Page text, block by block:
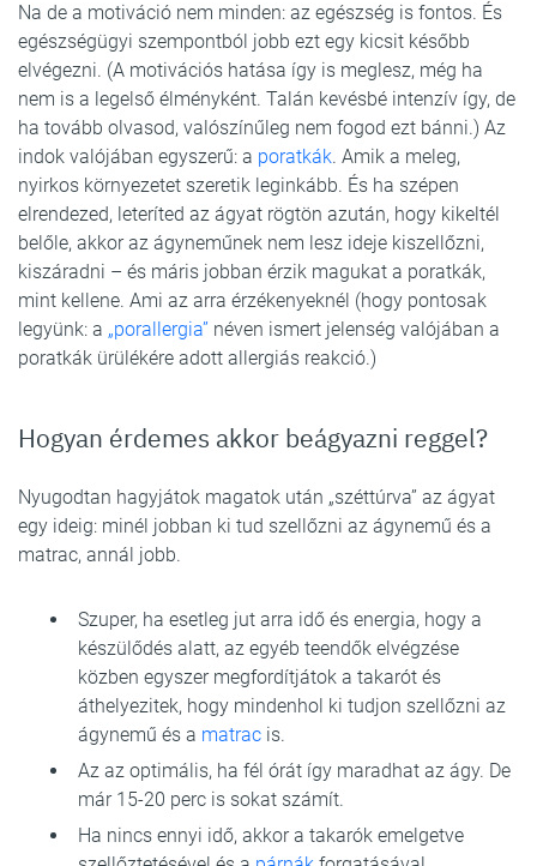
Na de a motiváció nem minden: az egészség is fontos. És
egészségügyi szempontból jobb ezt egy kicsit később
elvégezni. (A motivációs hatása így is meglesz, még ha
nem is a legelső élményként. Talán kevésbé intenzív így, de
ha tovább olvasod, valószínűleg nem fogod ezt bánni.) Az
indok valójában egyszerű: a poratkák. Amik a meleg,
nyirkos környezetet szeretik leginkább. És ha szépen
elrendezed, leteríted az ágyat rögtön azután, hogy kikeltél
belőle, akkor az ágyneműnek nem lesz ideje kiszellőzni,
kiszáradni – és máris jobban érzik magukat a poratkák,
mint kellene. Ami az arra érzékenyeknél (hogy pontosak
legyünk: a „porallergia” néven ismert jelenség valójában a
poratkák ürülékére adott allergiás reakció.)
Hogyan érdemes akkor beágyazni reggel?
Nyugodtan hagyjátok magatok után „széttúrva” az ágyat
egy ideig: minél jobban ki tud szellőzni az ágynemű és a
matrac, annál jobb.
Szuper, ha esetleg jut arra idő és energia, hogy a
készülődés alatt, az egyéb teendők elvégzése
közben egyszer megfordítjátok a takarót és
áthelyezitek, hogy mindenhol ki tudjon szellőzni az
ágynemű és a matrac is.
Az az optimális, ha fél órát így maradhat az ágy. De
már 15-20 perc is sokat számít.
Ha nincs ennyi idő, akkor a takarók emelgetve